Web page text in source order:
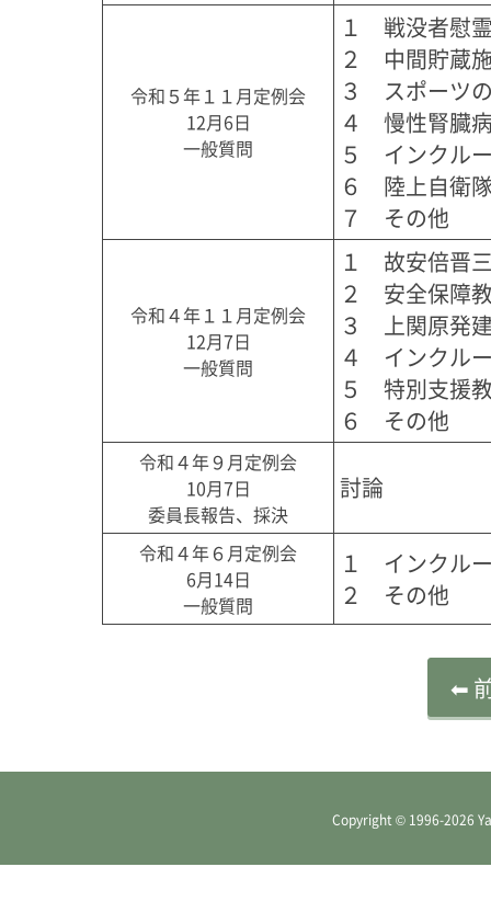
令和５年１１月定例会
12月6日
一般質問
１　戦没者慰
２　中間貯蔵
３　スポーツ
４　慢性腎臓
５　インクル
６　陸上自衛
７　その他
令和４年１１月定例会
12月7日
一般質問
１　故安倍晋
２　安全保障
３　上関原発
４　インクル
５　特別支援
６　その他
令和４年９月定例会
10月7日
委員長報告、採決
討論
令和４年６月定例会
6月14日
一般質問
１　インクル
２　その他
⬅
Copyright © 1996-2026